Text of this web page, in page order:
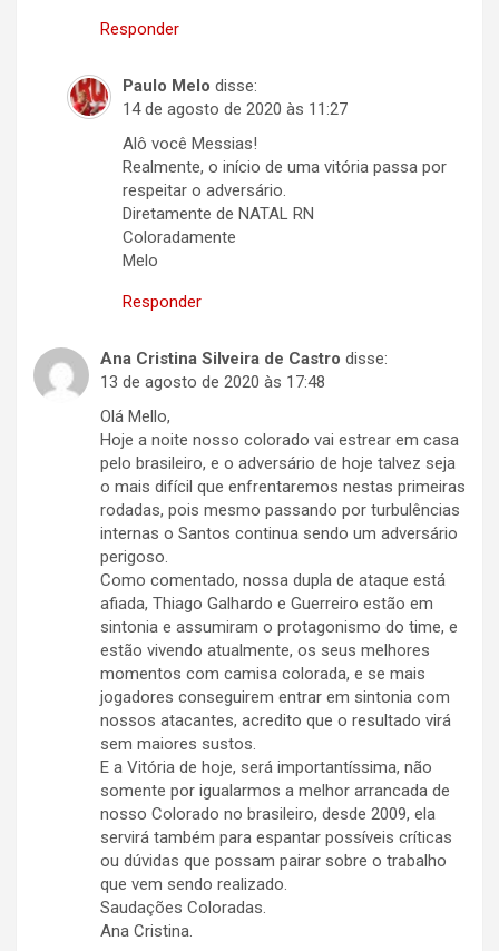
Responder
Paulo Melo disse:
14 de agosto de 2020 às 11:27
Alô você Messias!
Realmente, o início de uma vitória passa por
respeitar o adversário.
Diretamente de NATAL RN
Coloradamente
Melo
Responder
Ana Cristina Silveira de Castro disse:
13 de agosto de 2020 às 17:48
Olá Mello,
Hoje a noite nosso colorado vai estrear em casa
pelo brasileiro, e o adversário de hoje talvez seja
o mais difícil que enfrentaremos nestas primeiras
rodadas, pois mesmo passando por turbulências
internas o Santos continua sendo um adversário
perigoso.
Como comentado, nossa dupla de ataque está
afiada, Thiago Galhardo e Guerreiro estão em
sintonia e assumiram o protagonismo do time, e
estão vivendo atualmente, os seus melhores
momentos com camisa colorada, e se mais
jogadores conseguirem entrar em sintonia com
nossos atacantes, acredito que o resultado virá
sem maiores sustos.
E a Vitória de hoje, será importantíssima, não
somente por igualarmos a melhor arrancada de
nosso Colorado no brasileiro, desde 2009, ela
servirá também para espantar possíveis críticas
ou dúvidas que possam pairar sobre o trabalho
que vem sendo realizado.
Saudações Coloradas.
Ana Cristina.